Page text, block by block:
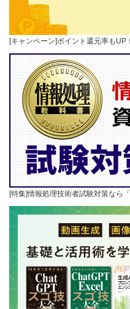
[キャンペーン]ポイント還元率も
[特集]情報処理技術者試験対策なら